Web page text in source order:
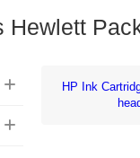
Hewlett
HP Ink